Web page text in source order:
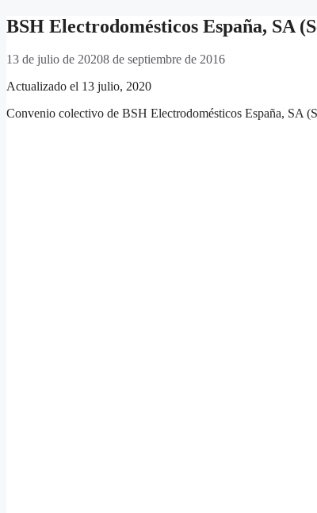
BSH Electrodomésticos España, SA
13 de julio de 20208 de septiembre de 2016
Actualizado el 13 julio, 2020
Convenio colectivo de BSH Electrodomésticos España, SA